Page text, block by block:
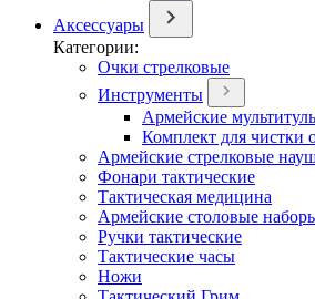
Аксессуары
Категории:
Очки стрелковые
Инструменты
Армейские
Комплект для чистки
Армейские стрелковые
Фонари тактические
Тактическая медицина
Армейские столовые
Ручки тактические
Тактические часы
Ножи